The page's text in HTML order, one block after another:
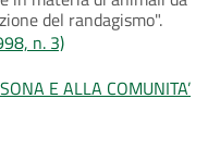
del randagismo".
n. 3)
E ALLA COMUNITA’